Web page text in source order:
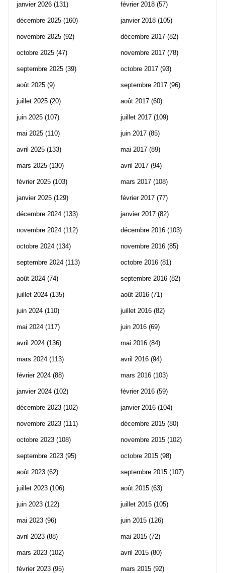
janvier 2026 (131)
décembre 2025 (160)
novembre 2025 (92)
octobre 2025 (47)
septembre 2025 (39)
août 2025 (9)
juillet 2025 (20)
juin 2025 (107)
mai 2025 (110)
avril 2025 (133)
mars 2025 (130)
février 2025 (103)
janvier 2025 (129)
décembre 2024 (133)
novembre 2024 (112)
octobre 2024 (134)
septembre 2024 (113)
août 2024 (74)
juillet 2024 (135)
juin 2024 (110)
mai 2024 (117)
avril 2024 (136)
mars 2024 (113)
février 2024 (88)
janvier 2024 (102)
décembre 2023 (102)
novembre 2023 (111)
octobre 2023 (108)
septembre 2023 (95)
août 2023 (62)
juillet 2023 (106)
juin 2023 (122)
mai 2023 (96)
avril 2023 (88)
mars 2023 (102)
février 2023 (95)
février 2018 (57)
janvier 2018 (105)
décembre 2017 (82)
novembre 2017 (78)
octobre 2017 (93)
septembre 2017 (96)
août 2017 (60)
juillet 2017 (109)
juin 2017 (85)
mai 2017 (89)
avril 2017 (94)
mars 2017 (108)
février 2017 (77)
janvier 2017 (82)
décembre 2016 (103)
novembre 2016 (85)
octobre 2016 (81)
septembre 2016 (82)
août 2016 (71)
juillet 2016 (82)
juin 2016 (69)
mai 2016 (84)
avril 2016 (94)
mars 2016 (103)
février 2016 (59)
janvier 2016 (104)
décembre 2015 (80)
novembre 2015 (102)
octobre 2015 (98)
septembre 2015 (107)
août 2015 (63)
juillet 2015 (105)
juin 2015 (126)
mai 2015 (72)
avril 2015 (80)
mars 2015 (92)